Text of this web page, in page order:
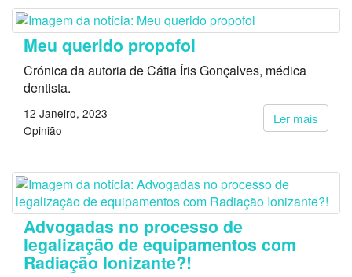
Meu querido propofol
Crónica da autoria de Cátia Íris Gonçalves, médica
dentista.
Ler mais
12 Janeiro, 2023
Opinião
Advogadas no processo de
legalização de equipamentos com
Radiação Ionizante?!